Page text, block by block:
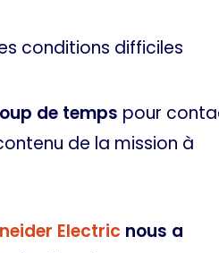
conditions difficiles
de temps pour
de la mission à
Electric nous a